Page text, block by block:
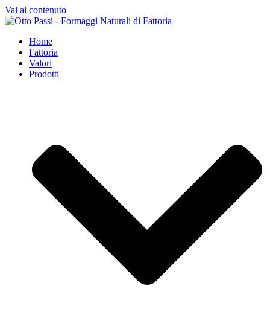
Vai al contenuto
Home
Fattoria
Valori
Prodotti